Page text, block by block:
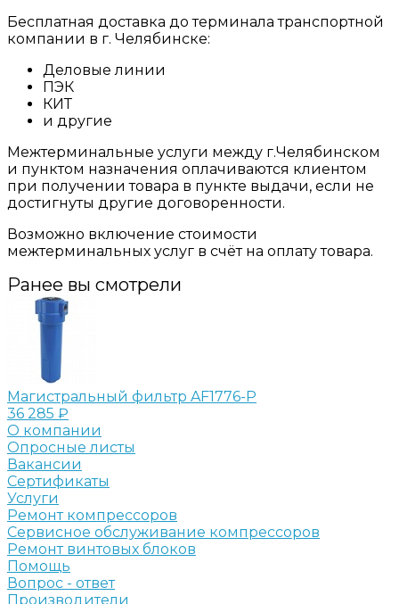
Бесплатная доставка до терминала транспортной
компании в г. Челябинске:
Деловые линии
ПЭК
КИТ
и другие
Межтерминальные услуги между г.Челябинском
и пунктом назначения оплачиваются клиентом
при получении товара в пункте выдачи, если не
достигнуты другие договоренности.
Возможно включение стоимости
межтерминальных услуг в счёт на оплату товара.
Ранее вы смотрели
Магистральный фильтр AF1776-P
36 285 ₽
О компании
Опросные листы
Вакансии
Сертификаты
Услуги
Ремонт компрессоров
Сервисное обслуживание компрессоров
Ремонт винтовых блоков
Помощь
Вопрос - ответ
Производители